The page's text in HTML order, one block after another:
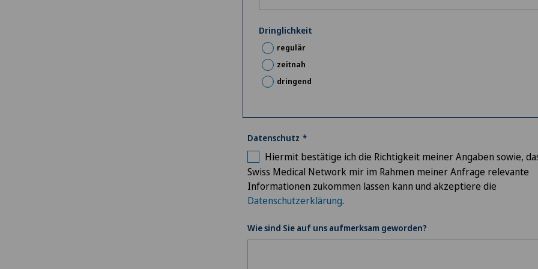
Dringlichkeit
regulär
zeitnah
dringend
Datenschutz
Hiermit bestätige ich die Richtigkeit meiner Angaben sowie,
Swiss Medical Network mir im Rahmen meiner Anfrage relevante
Informationen zukommen lassen kann und akzeptiere die
Datenschutzerklärung.
Wie sind Sie auf uns aufmerksam geworden?